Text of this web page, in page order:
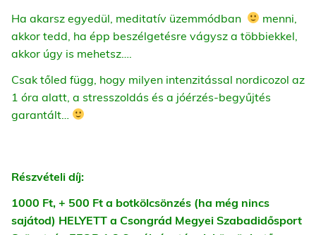
Ha akarsz egyedül, meditatív üzemmódban
menni,
akkor tedd, ha épp beszélgetésre vágysz a többiekkel,
akkor úgy is mehetsz….
Csak tőled függ, hogy milyen intenzitással nordicozol az
1 óra alatt, a stresszoldás és a jóérzés-begyűjtés
garantált…
Részvételi díj:
1000 Ft, + 500 Ft a botkölcsönzés (ha még nincs
sajátod) HELYETT a Csongrád Megyei Szabadidősport